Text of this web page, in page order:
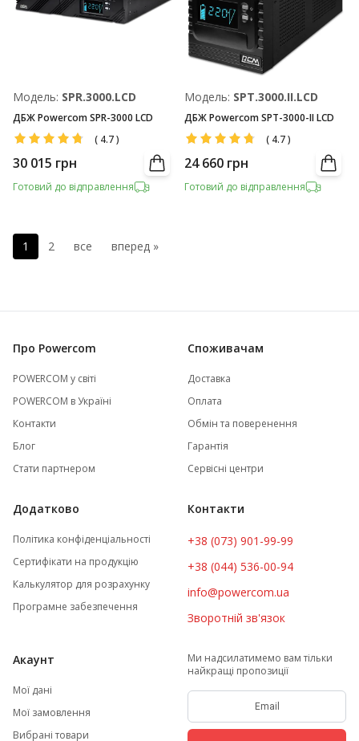
Модель: SPR.3000.LCD
ДБЖ Powercom SPR-3000 LCD
( 4.7)
30 015 грн
Готовий до відправлення
Модель: SPT.3000.II.LCD
ДБЖ Powercom SPT-3000-II LCD
( 4.7)
24 660 грн
Готовий до відправлення
1 2 все вперед »
Про Powercom
POWERCOM у світі
POWERCOM в Україні
Контакти
Блог
Стати партнером
Споживачам
Доставка
Оплата
Обмін та поверенення
Гарантія
Сервісні центри
Додатково
Політика конфіденціальності
Сертифікати на продукцію
Калькулятор для розрахунку
Програмне забезпечення
Контакти
+38 (073) 901-99-99
+38 (044) 536-00-94
info@powercom.ua
Зворотній зв'язок
Акаунт
Мої дані
Мої замовлення
Вибрані товари
Ми надсилатимемо вам тільки
найкращі пропозиції